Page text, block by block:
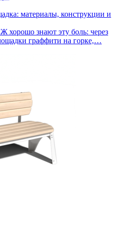
материалы, конструкции и
знают эту боль: через
граффити на горке,…